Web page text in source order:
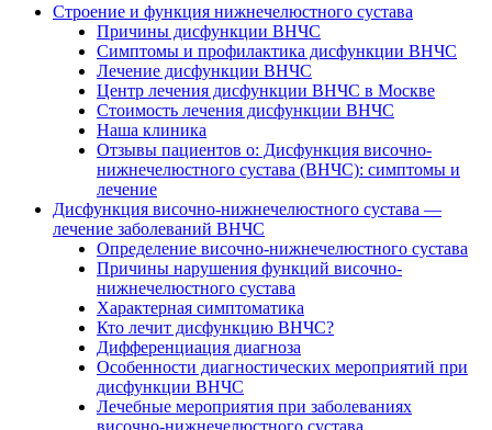
Строение и функция нижнечелюстного сустава
Причины дисфункции ВНЧС
Симптомы и профилактика дисфункции ВНЧС
Лечение дисфункции ВНЧС
Центр лечения дисфункции ВНЧС в Москве
Стоимость лечения дисфункции ВНЧС
Наша клиника
Отзывы пациентов о: Дисфункция височно-
нижнечелюстного сустава (ВНЧС): симптомы и
лечение
Дисфункция височно-нижнечелюстного сустава —
лечение заболеваний ВНЧС
Определение височно-нижнечелюстного сустава
Причины нарушения функций височно-
нижнечелюстного сустава
Характерная симптоматика
Кто лечит дисфункцию ВНЧС?
Дифференциация диагноза
Особенности диагностических мероприятий при
дисфункции ВНЧС
Лечебные мероприятия при заболеваниях
височно-нижнечелюстного сустава